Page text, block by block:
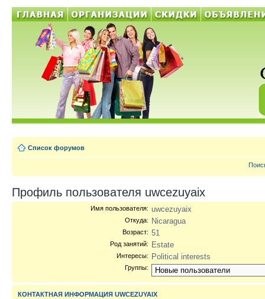
Список форумов
Профиль пользователя uwcezuyaix
Имя пользователя: uwcezuyaix
Откуда: Nicaragua
Возраст: 51
Род занятий: Estate
Интересы: Political interests
Группы:
КОНТАКТНАЯ ИНФОРМАЦИЯ UWCEZUYAIX